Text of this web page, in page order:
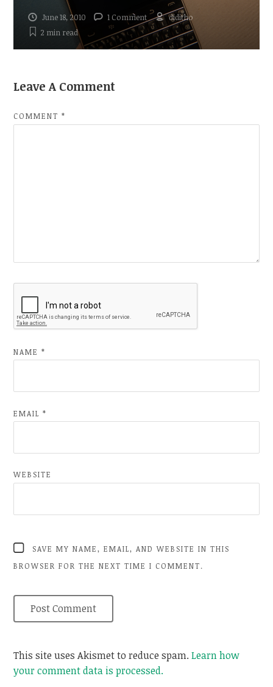
June 18, 2010 1 Comment
diditho
2 minread
Leave A Comment
COMMENT*
NAME*
EMAIL*
WEBSITE
SAVE MY NAME, EMAIL, AND WEBSITE IN THIS
BROWSER FOR THE NEXT TIME I COMMENT.
This site uses Akismet to reduce spam.Learn how
your comment data is processed.